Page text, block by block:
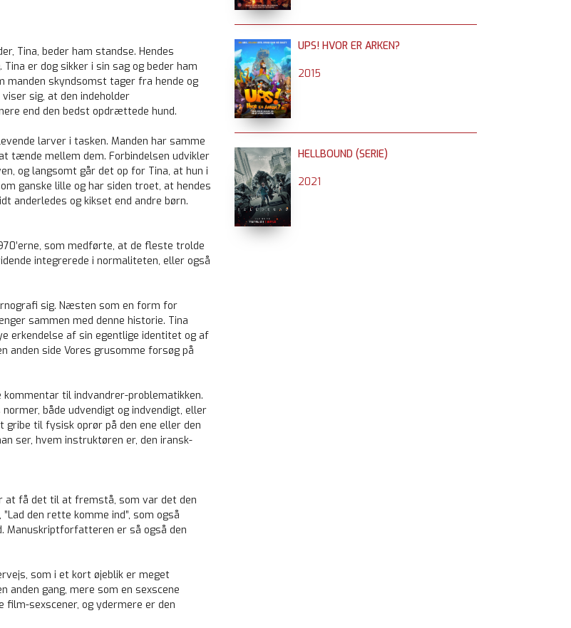
Tina, beder ham standse. Hendes
er dog sikker i sin sag og beder ham
manden skyndsomst tager fra hende og
sig, at den indeholder
end den bedst opdrættede hund.
larver i tasken. Manden har samme
tænde mellem dem. Forbindelsen udvikler
og langsomt går det op for Tina, at hun i
ganske lille og har siden troet, at hendes
anderledes og kikset end andre børn.
som medførte, at de fleste trolde
integrerede i normaliteten, eller også
sig. Næsten som en form for
sammen med denne historie. Tina
erkendelse af sin egentlige identitet og af
anden side Vores grusomme forsøg på
til indvandrer-problematikken.
både udvendigt og indvendigt, eller
til fysisk oprør på den ene eller den
ser, hvem instruktøren er, den iransk-
at få det til at fremstå, som var det den
den rette komme ind”, som også
Manuskriptforfatteren er så også den
som i et kort øjeblik er meget
anden gang, mere som en sexscene
sexscener, og ydermere er den
UPS! HVOR ER ARKEN?
2015
HELLBOUND (SERIE)
2021